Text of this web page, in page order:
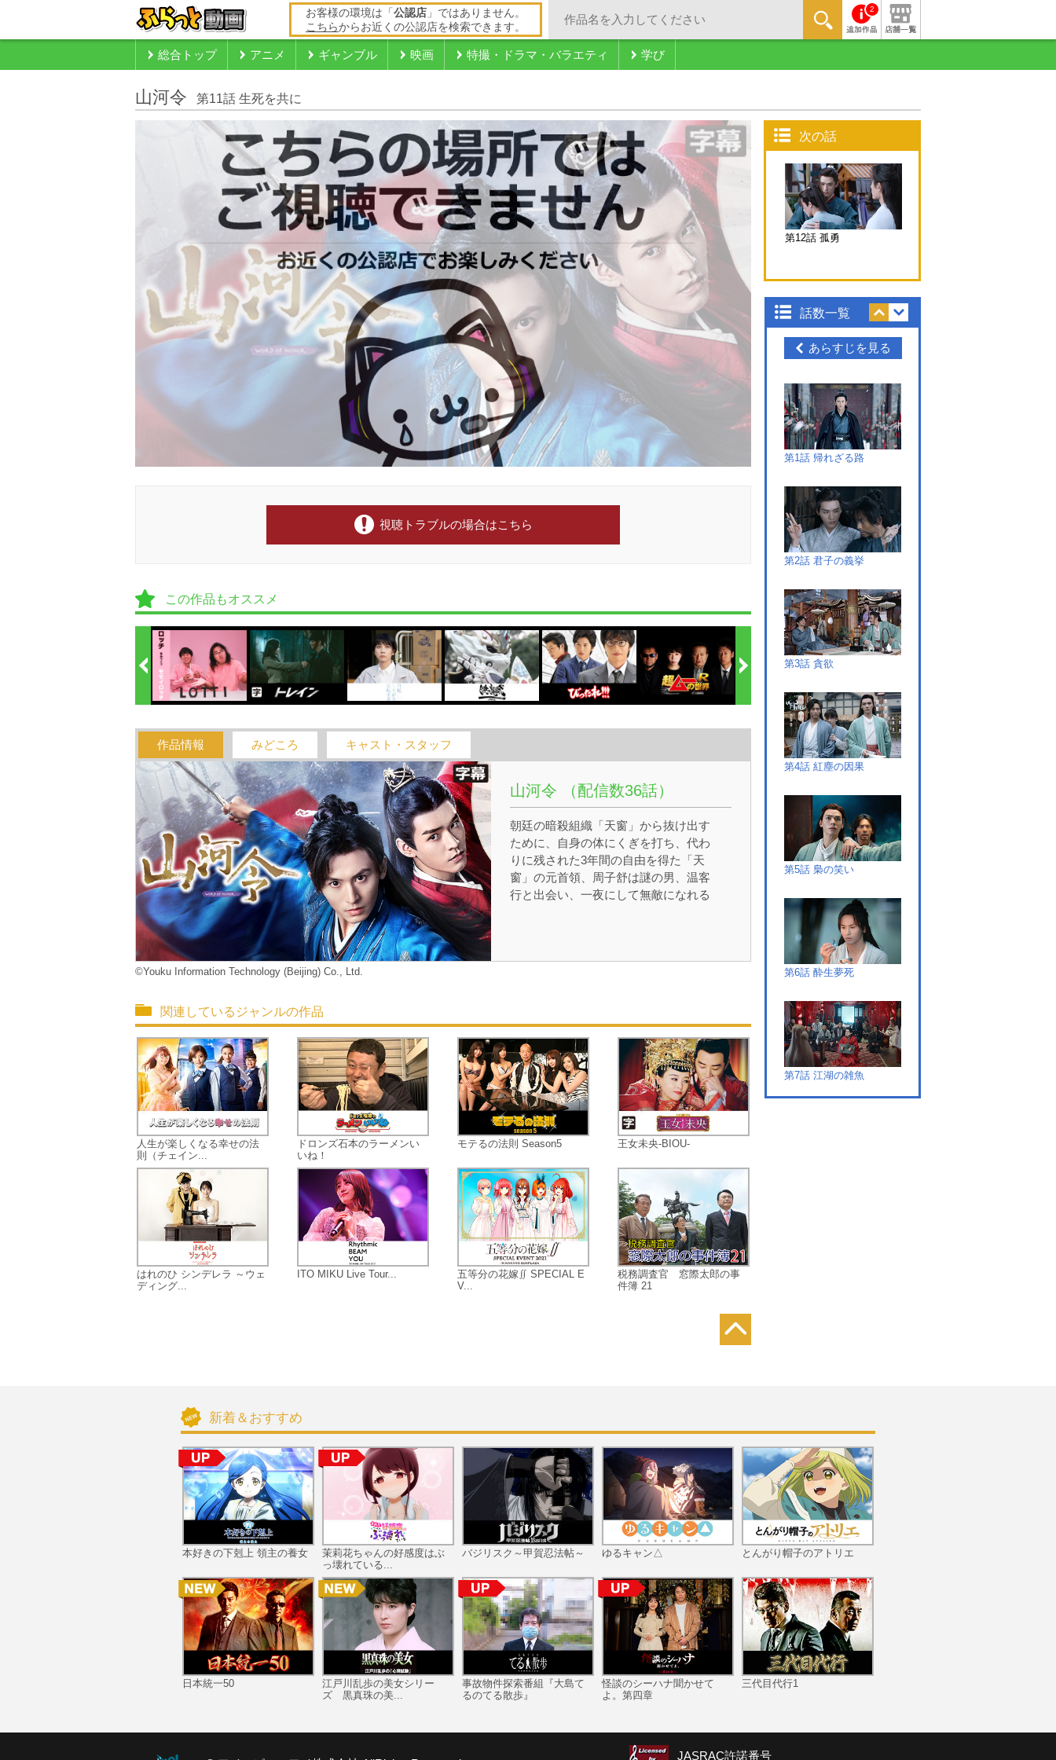
お客様の環境は「 公認店 」ではありません。
こちらからお近くの公認店を検索できます。
2
総合トップ アニメ ギャンブル 映画 特撮・ドラマ・バラエティ 学び
山河令 第11話 生死を共に
視聴トラブルの場合はこちら
この作品もオススメ
作品情報 みどころ キャスト・スタッフ
山河令 （配信数36話）
朝廷の暗殺組織「天窗」から抜け出す
ために、⾃⾝の体にくぎを打ち、代わ
りに残された3年間の⾃由を得た「天
窗」の元⾸領、周⼦舒は謎の男、温客
⾏と出会い、⼀夜にして無敵になれる
©Youku Information Technology (Beijing) Co., Ltd.
関連しているジャンルの作品
人生が楽しくなる幸せの法
則（チェイン...
はれのひ シンデレラ ～ウェ
ディング...
ドロンズ石本のラーメンい
いね！
ITO MIKU Live Tour...
モテるの法則 Season5
五等分の花嫁∬ SPECIAL E
V...
王女未央-BIOU-
税務調査官 窓際太郎の事
件簿 21
次の話
第12話 孤勇
話数一覧
あらすじを見る
第1話 帰れざる路
第2話 君子の義挙
第3話 貪欲
第4話 紅塵の因果
第5話 梟の笑い
第6話 酔生夢死
第7話 江湖の雑魚
第11話 生死を共に
第12話 孤勇
新着＆おすすめ
本好きの下剋上 領主の養女
日本統一50
茉莉花ちゃんの好感度はぶ
っ壊れている...
江戸川乱歩の美女シリー
ズ 黒真珠の美...
バジリスク～甲賀忍法帖～
事故物件探索番組『大島て
るのてる散歩』
ゆるキャン△
怪談のシーハナ聞かせて
よ。第四章
とんがり帽子のアトリエ
三代目代行1
JASRAC許諾番号